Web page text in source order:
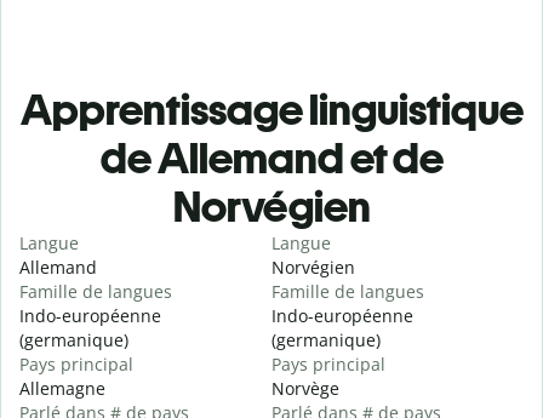
Apprentissage linguistique
de Allemand et de
Norvégien
Langue
Allemand
Famille de langues
Indo-européenne
(germanique)
Pays principal
Allemagne
Parlé dans # de pays
Langue
Norvégien
Famille de langues
Indo-européenne
(germanique)
Pays principal
Norvège
Parlé dans # de pays